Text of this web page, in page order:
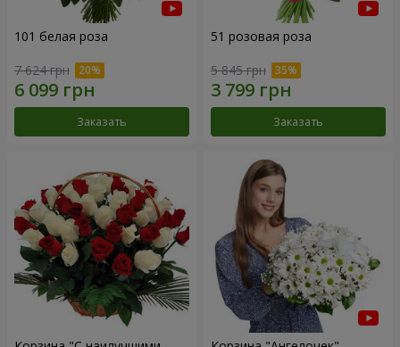
101 белая роза
7 624 грн
Заказать
51 розовая роза
5 845 грн
Заказать